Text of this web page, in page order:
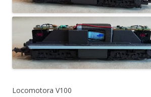
Locomotora